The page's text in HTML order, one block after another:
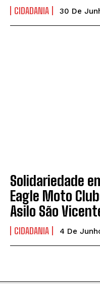
CIDADANIA 30 De
Solidariedade
Eagle Moto
Asilo São
CIDADANIA 4 De